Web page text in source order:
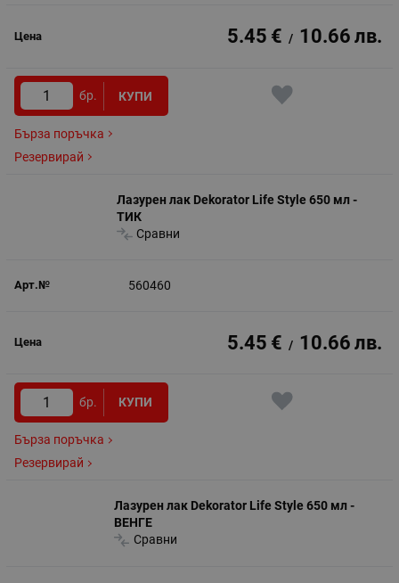
5.45 € / 10.66лв.
бр. КУПИ
Бърза поръчка
Резервирай
560460
Лазурен лак Dekorator Life Style 650 мл -
ТИК
Сравни
5.45 € / 10.66лв.
бр. КУПИ
Бърза поръчка
Резервирай
Лазурен лак Dekorator Life Style 650 мл -
ВЕНГЕ
Сравни